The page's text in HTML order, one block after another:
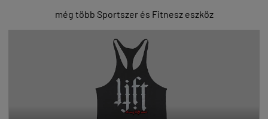
még több Sportszer és Fitnesz eszköz